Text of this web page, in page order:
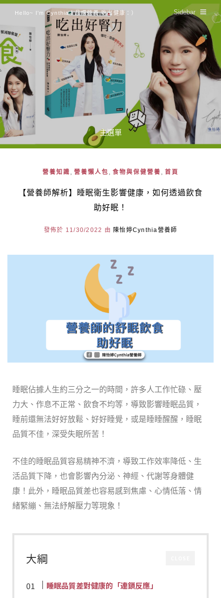
Hello~ I'm Cynthia！品嚐營養 吃出健康：） Sidebar
主選單
營養知識 營養懶人包 食物與保健營養 首頁
【營養師解析】睡眠衛生影響健康，如何透過飲食
助好眠！
發佈於 11/30/2022 由 陳怡婷Cynthia營養師
睡眠佔據人生約三分之一的時間，許多人工作忙碌、壓
力大、作息不正常、飲食不均等，導致影響睡眠品質，
睡前還無法好好放鬆、好好睡覺，或是睡睡醒醒，睡眠
品質不佳，深受失眠所苦！
不佳的睡眠品質容易精神不濟，導致工作效率降低、生
活品質下降，也會影響內分泌、神經、代謝等身體健
康！此外，睡眠品質差也容易感到焦慮、心情低落、情
緒緊繃、無法紓解壓力等現象！
大綱
睡眠品質差對健康的「連鎖反應」